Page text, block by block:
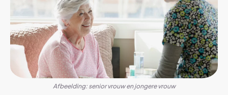
Afbeelding: senior vrouw en jongere vrouw